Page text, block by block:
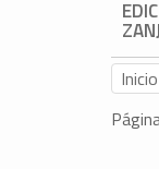
Inicio